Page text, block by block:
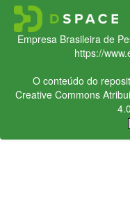
Empresa Brasileira de
https://
O conteúdo do
Creative Commons